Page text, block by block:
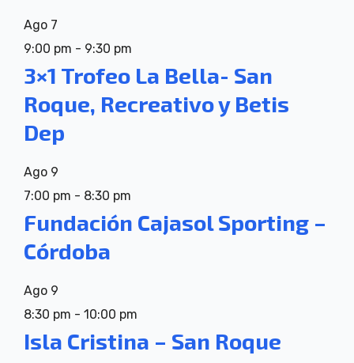
Ago 7
9:00 pm - 9:30 pm
3×1 Trofeo La Bella- San
Roque, Recreativo y Betis
Dep
Ago 9
7:00 pm - 8:30 pm
Fundación Cajasol Sporting –
Córdoba
Ago 9
8:30 pm - 10:00 pm
Isla Cristina – San Roque